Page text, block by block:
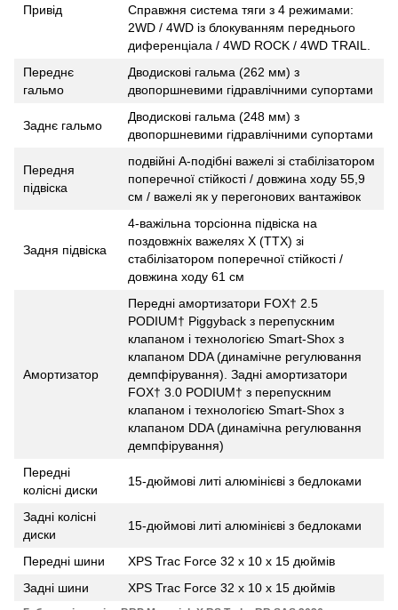
Привід
Справжня система тяги з 4 режимами:
2WD / 4WD із блокуванням переднього
диференціала / 4WD ROCK / 4WD TRAIL.
Переднє
гальмо
Дводискові гальма (262 мм) з
двопоршневими гідравлічними супортами
Заднє гальмо
Дводискові гальма (248 мм) з
двопоршневими гідравлічними супортами
Передня
підвіска
подвійні A-подібні важелі зі стабілізатором
поперечної стійкості / довжина ходу 55,9
см / важелі як у перегонових вантажівок
Задня підвіска
4-важільна торсіонна підвіска на
поздовжніх важелях Х (ТТХ) зі
стабілізатором поперечної стійкості /
довжина ходу 61 см
Амортизатор
Передні амортизатори FOX† 2.5
PODIUM† Piggyback з перепускним
клапаном і технологією Smart-Shox з
клапаном DDA (динамічне регулювання
демпфірування). Задні амортизатори
FOX† 3.0 PODIUM† з перепускним
клапаном і технологією Smart-Shox з
клапаном DDA (динамічна регулювання
демпфірування)
Передні
колісні диски
15-дюймові литі алюмінієві з бедлоками
Задні колісні
диски
15-дюймові литі алюмінієві з бедлоками
Передні шини
XPS Trac Force 32 x 10 x 15 дюймів
Задні шини
XPS Trac Force 32 x 10 x 15 дюймів